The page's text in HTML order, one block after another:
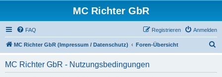
MC Richter GbR
FAQ Anmelden
Registrieren
MC Richter GbR (Impressum / Datenschutz) Foren-Übersicht
MC Richter GbR - Nutzungsbedingungen